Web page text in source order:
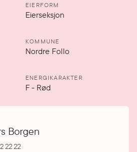
EIERFORM
Eierseksjon
KOMMUNE
Nordre Follo
ENERGIKARAKTER
F- Rød
Borgen
22 22